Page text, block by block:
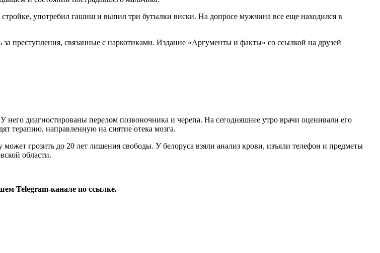
употребил гашиш и выпил три бутылки виски. На допросе мужчина все еще находился в
преступления, связанные с наркотиками. Издание «Аргументы и факты» со ссылкой на друзей
диагностированы перелом позвоночника и черепа. На сегодняшнее утро врачи оценивали его
терапию, направленную на снятие отека мозга.
грозить до 20 лет лишения свободы. У белоруса взяли анализ крови, изъяли телефон и предметы
области.
Telegram-канале по ссылке.